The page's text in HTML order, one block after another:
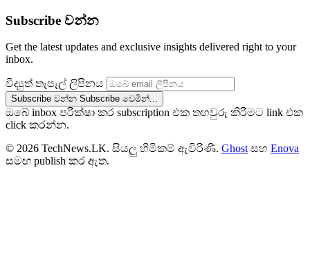
Subscribe වන්න
Get the latest updates and exclusive insights delivered right to your
inbox.
විද්‍යුත් තැපැල් ලිපිනය
Subscribe වන්න Subscribe වෙමින්...
ඔබේ inbox පරීක්ෂා කර subscription එක තහවුරු කිරීමට link එක
click කරන්න.
© 2026 TechNews.LK. සියලු හිමිකම් ඇවිරිණි. Ghost සහ Enova
සමඟ publish කර ඇත.